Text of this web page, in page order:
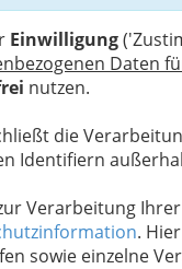
Einwilligung
Daten
nutzen.
die
Identifiern
Verarbeitung
.
sowie einzelne